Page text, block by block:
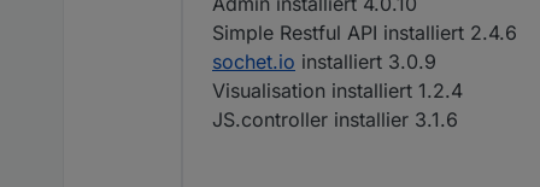
Simple Restful API installiert 2.4.6
sochet.io installiert 3.0.9
Visualisation installiert 1.2.4
JS.controller installier 3.1.6